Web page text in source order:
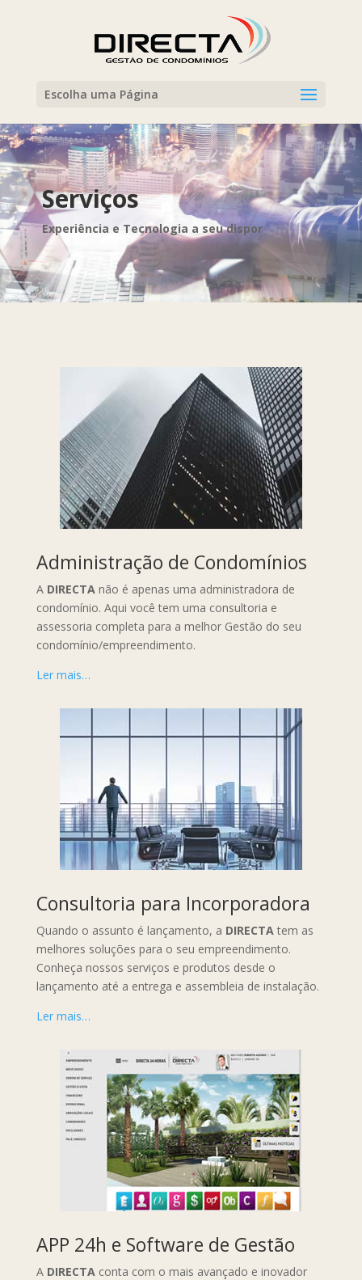
Escolha uma Página
Serviços
Experiência e Tecnologia a seu dispor
Administração de Condomínios
A DIRECTAnão é apenas uma administradora de
condomínio. Aqui você tem uma consultoria e
assessoria completa para a melhor Gestão do seu
condomínio/empreendimento.
Ler mais…
Consultoria para Incorporadora
Quando o assunto é lançamento, a DIRECTA tem as
melhores soluções para o seu empreendimento.
Conheça nossos serviços e produtos desde o
lançamento até a entrega e assembleia de instalação.
Ler mais…
APP 24h e Software de Gestão
A DIRECTAconta com o mais avançado e inovador